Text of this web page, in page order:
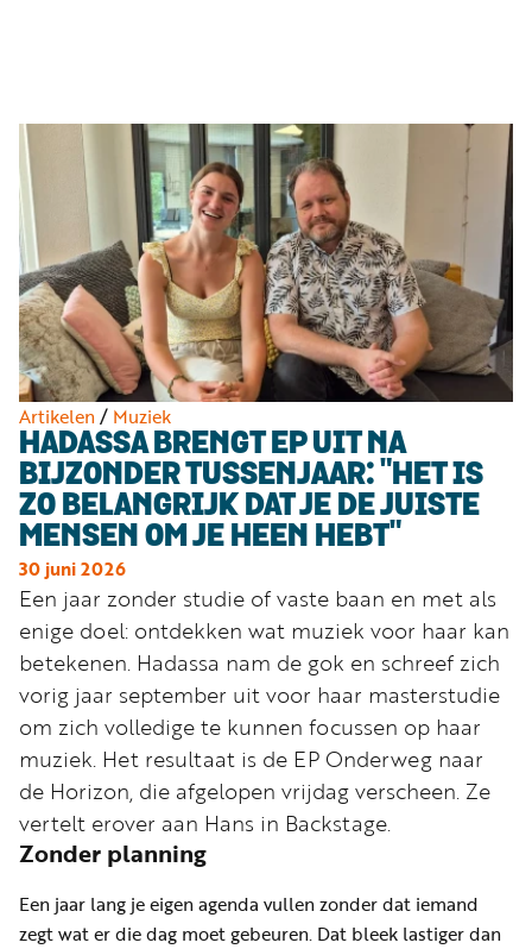
Artikelen/ Muziek
HADASSA BRENGT EP UIT NA
BIJZONDER TUSSENJAAR: "HET IS
ZO BELANGRIJK DAT JE DE JUISTE
MENSEN OM JE HEEN HEBT"
30 juni 2026
Een jaar zonder studie of vaste baan en met als
enige doel: ontdekken wat muziek voor haar kan
betekenen. Hadassa nam de gok en schreef zich
vorig jaar september uit voor haar masterstudie
om zich volledige te kunnen focussen op haar
muziek. Het resultaat is de EP Onderweg naar
de Horizon, die afgelopen vrijdag verscheen. Ze
vertelt erover aan Hans in Backstage.
Zonder planning
Een jaar lang je eigen agenda vullen zonder dat iemand
zegt wat er die dag moet gebeuren. Dat bleek lastiger dan
Podcasts
Muziek
Artikelen
Kanalen
Steun
onze
missie
Info
Word
nu
vriend
Businessclub
Adverteren
Winkel
Privacy
reglement
Algemene
voorwaarden